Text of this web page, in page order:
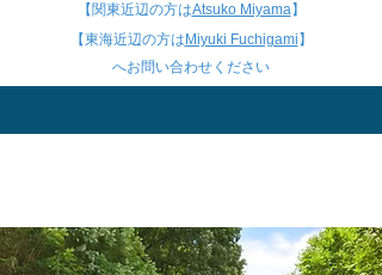
【関東近辺の方はAtsuko Miyama】
【東海近辺の方は Miyuki Fuchigami 】​
​へお問い合わせください